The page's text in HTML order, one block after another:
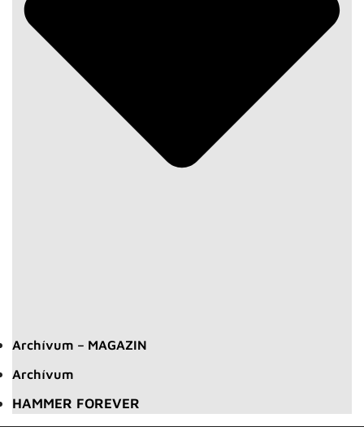
Archívum – MAGAZIN
Archívum
HAMMER FOREVER